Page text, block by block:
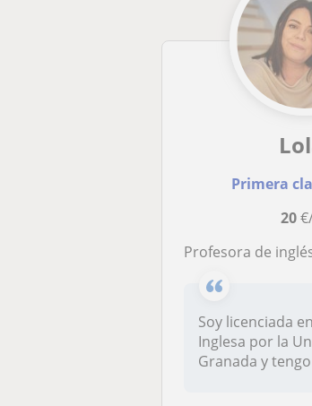
Primera
20
Profesora de inglés, español para extranjeros y danés
Soy licenciada
Inglesa por la
Granada y